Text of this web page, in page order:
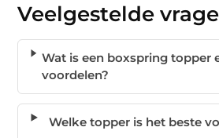
Veelgestelde
Wat is een boxspring topper
voordelen?
Welke topper is het beste